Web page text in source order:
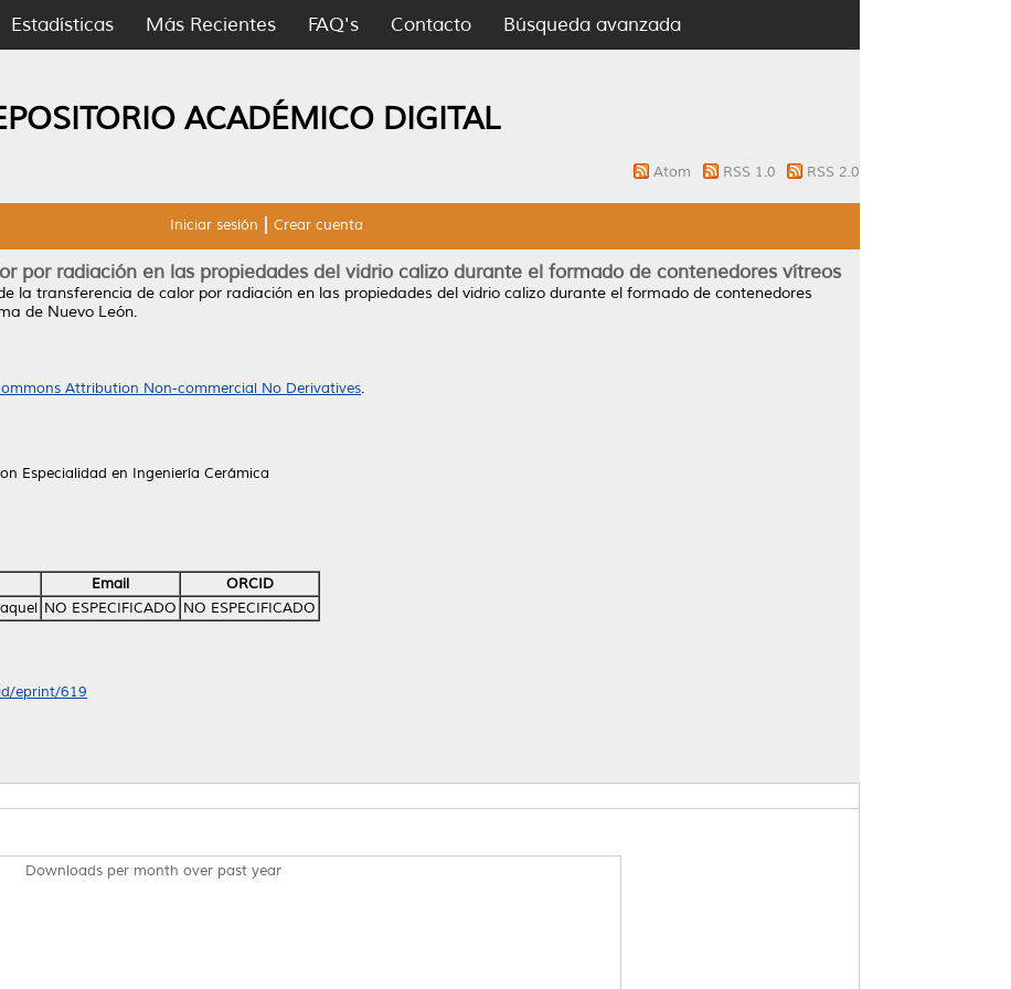
Estadísticas Más Recientes FAQ's Contacto Búsqueda avanzada
ACADÉMICO DIGITAL
Atom RSS 1.0 RSS 2.0
Iniciar sesión Crear cuenta
por radiación en las propiedades del vidrio calizo durante el formado de contenedores vítreos
la transferencia de calor por radiación en las propiedades del vidrio calizo durante el formado de contenedores
de Nuevo León.
Attribution Non-commercial No Derivatives.
Especialidad en Ingeniería Cerámica
Email
ORCID
NO ESPECIFICADO NO ESPECIFICADO
eprint/619
Downloads per month over past year